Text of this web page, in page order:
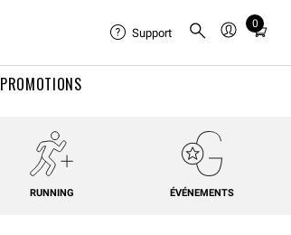
PROMOTIONS
Support
0
Total
in
RUNNING ÉVÉNEMENTS